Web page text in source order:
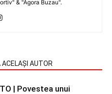
& "Agora Buzau".
ACELAȘI AUTOR
| Povestea unui